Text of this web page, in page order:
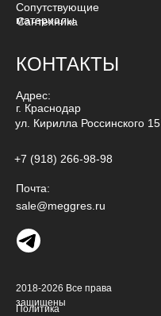
Сантехника
Сопутствующие
материалы
КОНТАКТЫ
Адрес:
г. Краснодар
Почта:
sale@meggres.ru
2018-2026 Все права
защищены
Политика
ул. Кирилла Россинского 15
+7 (918) 266-98-98